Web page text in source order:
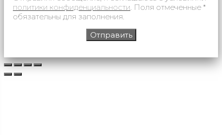
политики конфиденциальности . Поля отмеченные *
обязательны для заполнения.